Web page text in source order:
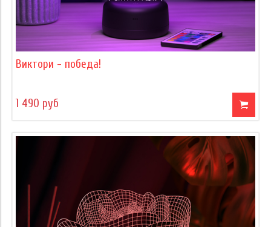
Виктори - победа!
1 490 руб